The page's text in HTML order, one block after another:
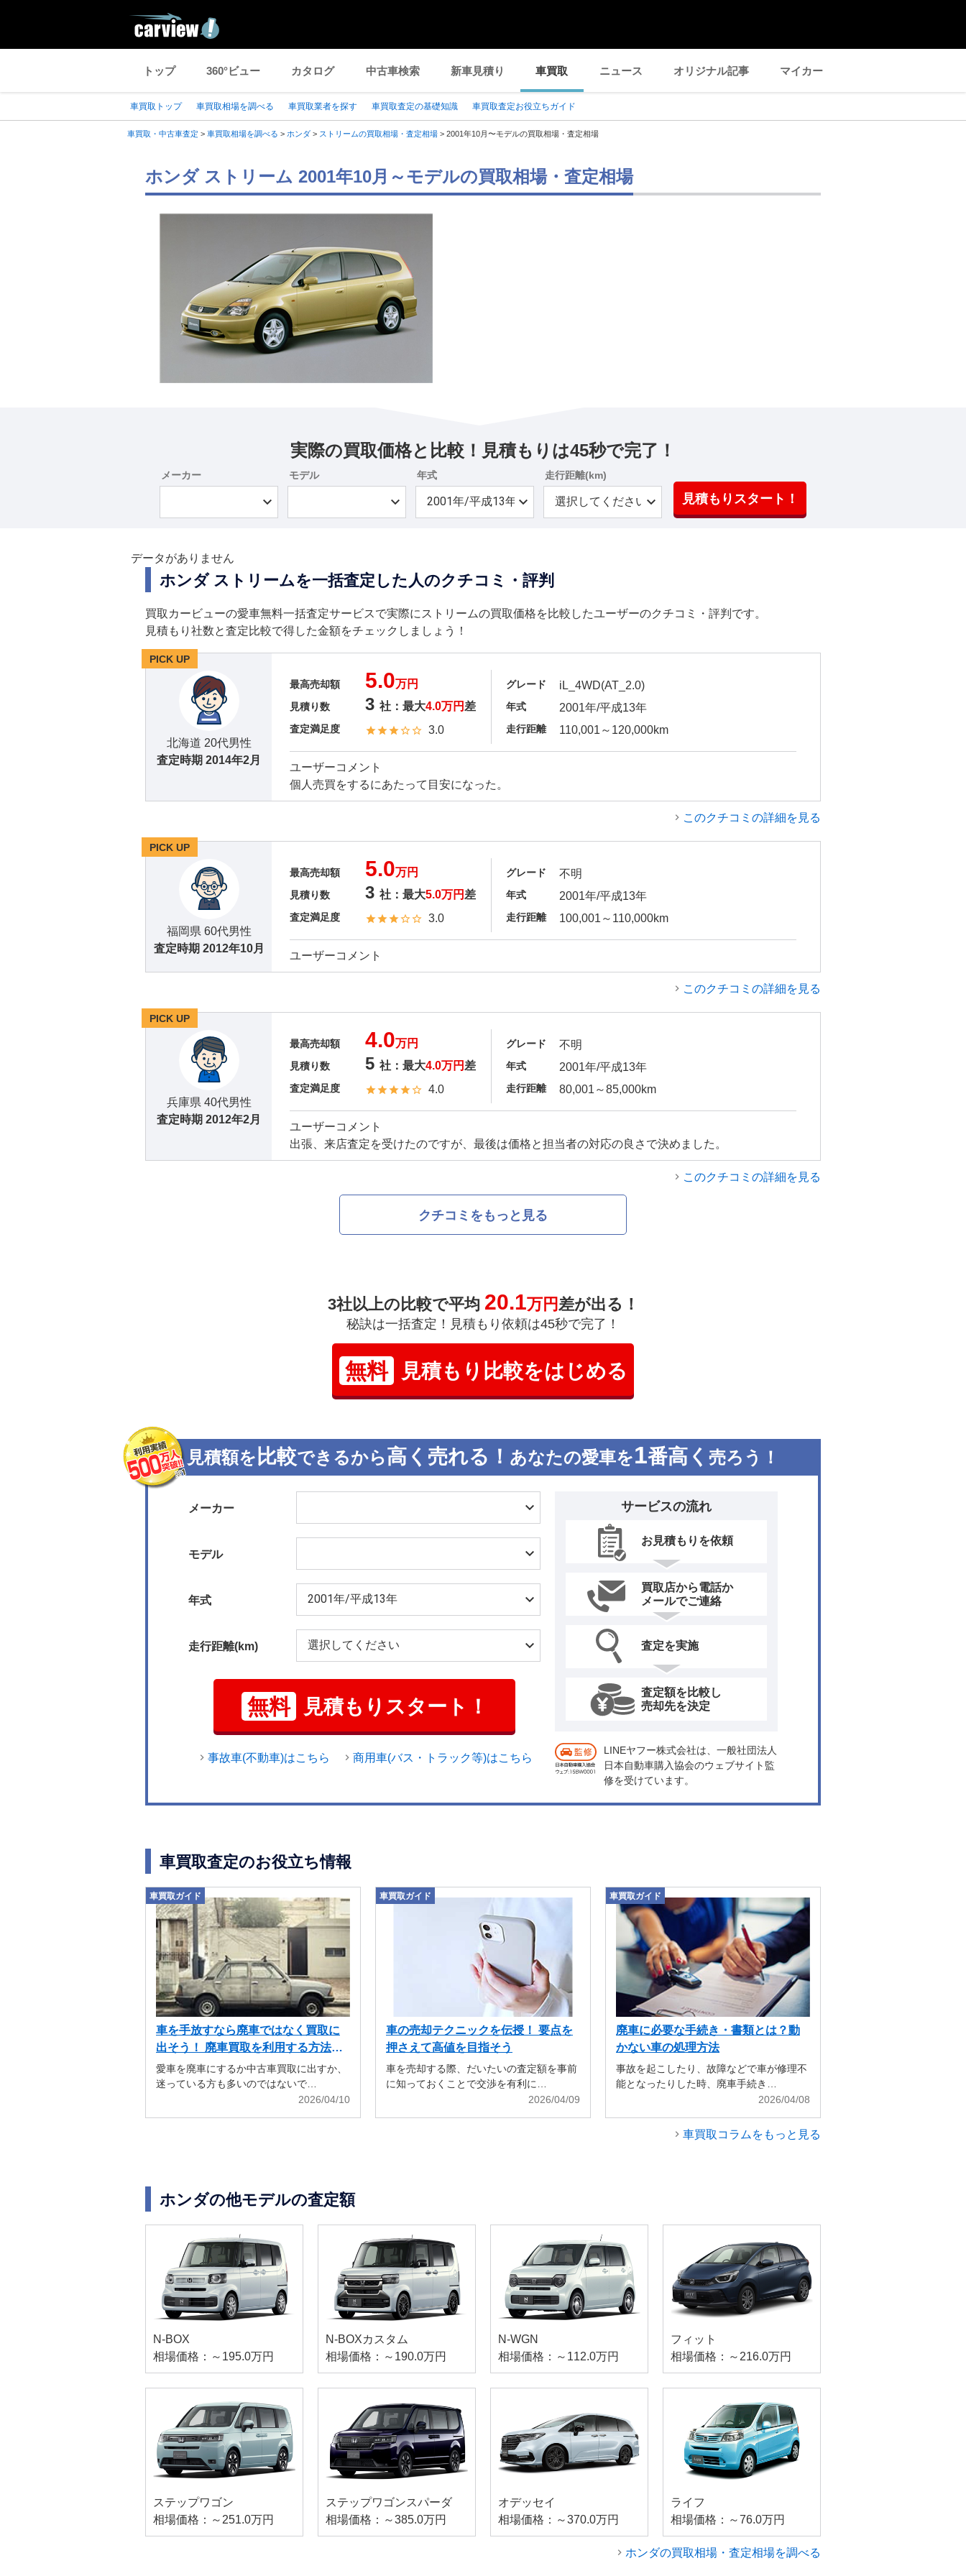
トップ 360°ビュー カタログ 中古車検索 新車見積り 車買取 ニュース オリジナル記事 マイカー
車買取トップ 車買取相場を調べる 車買取業者を探す 車買取査定の基礎知識 車買取査定お役立ちガイド
車買取・中古車査定 > 車買取相場を調べる > ホンダ > ストリームの買取相場・査定相場 > 2001年10月〜モデルの買取相場・査定相場
ホンダ ストリーム 2001年10月～モデルの買取相場・査定相場
実際の買取価格と比較！見積もりは45秒で完了！
メーカー モデル 年式 走行距離(km)
見積もりスタート！
データがありません
ホンダ ストリームを一括査定した人のクチコミ・評判
買取カービューの愛車無料一括査定サービスで実際にストリームの買取価格を比較したユーザーのクチコミ・評判です。
見積もり社数と査定比較で得した金額をチェックしましょう！
PICK UP
北海道 20代男性
査定時期 2014年2月
最高売却額 5.0万円
見積り数 3 社：最大4.0万円 差
査定満足度 3.0
グレード iL_4WD(AT_2.0)
年式 2001年/平成13年
走行距離 110,001～120,000km
ユーザーコメント
個人売買をするにあたって目安になった。
このクチコミの詳細を見る
PICK UP
福岡県 60代男性
査定時期 2012年10月
最高売却額 5.0万円
見積り数 3 社：最大5.0万円 差
査定満足度 3.0
グレード 不明
年式 2001年/平成13年
走行距離 100,001～110,000km
ユーザーコメント
このクチコミの詳細を見る
PICK UP
兵庫県 40代男性
査定時期 2012年2月
最高売却額 4.0万円
見積り数 5 社：最大4.0万円 差
査定満足度 4.0
グレード 不明
年式 2001年/平成13年
走行距離 80,001～85,000km
ユーザーコメント
出張、来店査定を受けたのですが、最後は価格と担当者の対応の良さで決めました。
このクチコミの詳細を見る
クチコミをもっと見る
3社以上の比較で平均 20.1万円差が出る！
秘訣は一括査定！見積もり依頼は45秒で完了！
無料 見積もり比較をはじめる
見積額を 比較できるから高く売れる！ あなたの愛車を1番高く 売ろう！
メーカー
モデル
年式
走行距離(km)
無料 見積もりスタート！
事故車(不動車)はこちら 商用車(バス・トラック等)はこちら
サービスの流れ
お見積もりを依頼
買取店から電話か
メールでご連絡
査定を実施
査定額を比較し
売却先を決定
LINEヤフー株式会社は、一般社団法人
日本自動車購入協会のウェブサイト監
修を受けています。
車買取査定のお役立ち情報
車買取ガイド
車を手放すなら廃車ではなく買取に
出そう！ 廃車買取を利用する方法も
解説
愛車を廃車にするか中古車買取に出すか、
迷っている方も多いのではないで…
2026/04/10
車買取ガイド
車の売却テクニックを伝授！ 要点を
押さえて高値を目指そう
車を売却する際、だいたいの査定額を事前
に知っておくことで交渉を有利に…
2026/04/09
車買取ガイド
廃車に必要な手続き・書類とは？動
かない車の処理方法
事故を起こしたり、故障などで車が修理不
能となったりした時、廃車手続き…
2026/04/08
車買取コラムをもっと見る
ホンダの他モデルの査定額
N-BOX
相場価格：～195.0万円
N-BOXカスタム
相場価格：～190.0万円
N-WGN
相場価格：～112.0万円
フィット
相場価格：～216.0万円
ステップワゴン
相場価格：～251.0万円
ステップワゴンスパーダ
相場価格：～385.0万円
オデッセイ
相場価格：～370.0万円
ライフ
相場価格：～76.0万円
ホンダの買取相場・査定相場を調べる